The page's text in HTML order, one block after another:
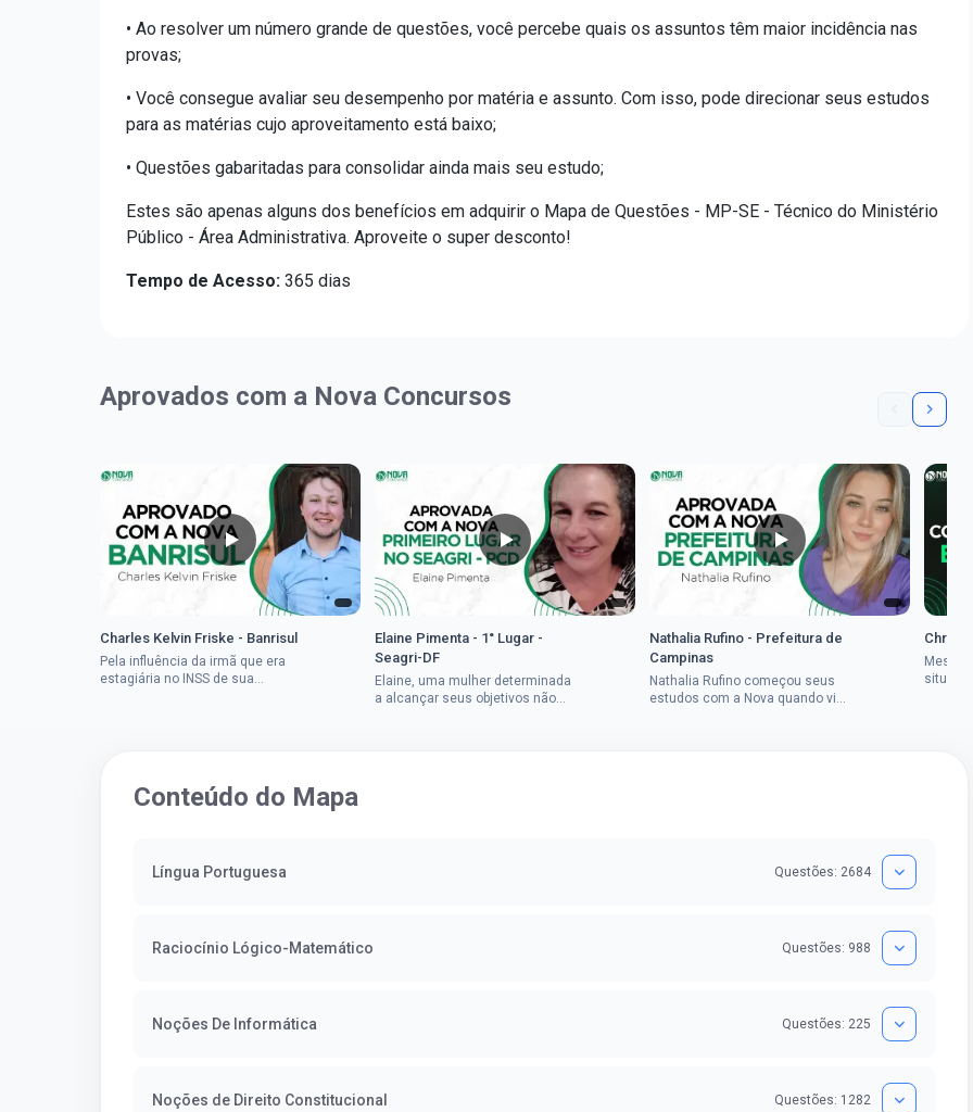
• Ao resolver um número grande de questões, você percebe quais os assuntos têm maior incidência nas
provas;
• Você consegue avaliar seu desempenho por matéria e assunto. Com isso, pode direcionar seus estudos
para as matérias cujo aproveitamento está baixo;
• Questões gabaritadas para consolidar ainda mais seu estudo;
Estes são apenas alguns dos benefícios em adquirir o Mapa de Questões - MP-SE - Técnico do Ministério
Público - Área Administrativa. Aproveite o super desconto!
Tempo de Acesso: 365 dias
Aprovados com a Nova Concursos
Charles Kelvin Friske - Banrisul
Pela influência da irmã que era
estagiária no INSS de sua
Elaine Pimenta - 1° Lugar -
Seagri-DF
Elaine, uma mulher determinada
a alcançar seus objetivos não
Nathalia Rufino - Prefeitura de
Campinas
Nathalia Rufino começou seus
estudos com a Nova quando viu
Mesmo
Conteúdo do Mapa
Língua Portuguesa Questões: 2684
Raciocínio Lógico-Matemático Questões: 988
Noções De Informática Questões: 225
Noções de Direito Constitucional Questões: 1282